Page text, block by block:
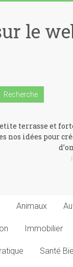
le
terrasse et
nos idées pour
Animaux
Immobilier
Santé